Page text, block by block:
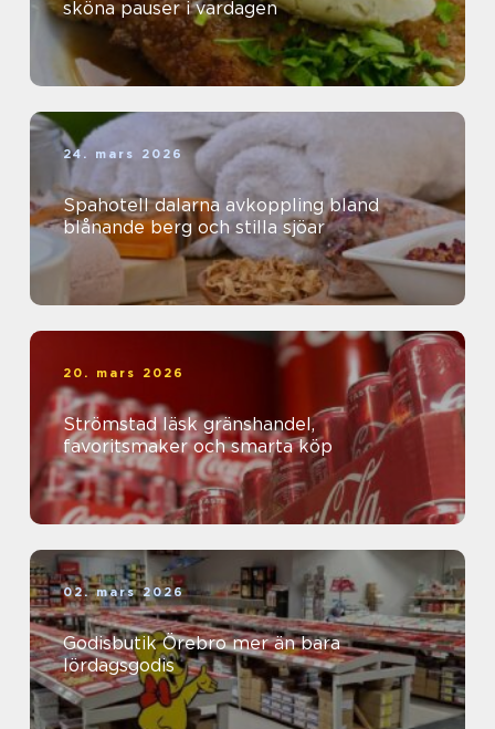
sköna pauser i vardagen
24. mars 2026
Spahotell dalarna avkoppling bland
blånande berg och stilla sjöar
20. mars 2026
Strömstad läsk gränshandel,
favoritsmaker och smarta köp
02. mars 2026
Godisbutik Örebro mer än bara
lördagsgodis